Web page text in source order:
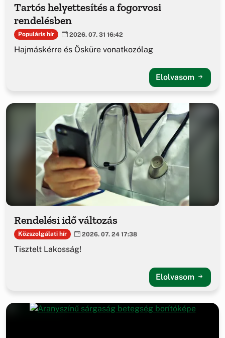
Tartós helyettesítés a fogorvosi
rendelésben
Populáris hír 2026. 07. 31 16:42
Hajmáskérre és Ösküre vonatkozólag
Elolvasom
Rendelési idő változás
Közszolgálati hír 2026. 07. 24 17:38
Tisztelt Lakosság!
Elolvasom